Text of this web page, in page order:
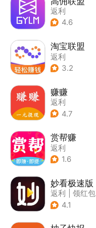
返利
4.6
淘宝联盟
返利
3.2
赚赚
返利
4.7
赏帮赚
返利
1.6
妙看极速版
返利
领红包
4.1